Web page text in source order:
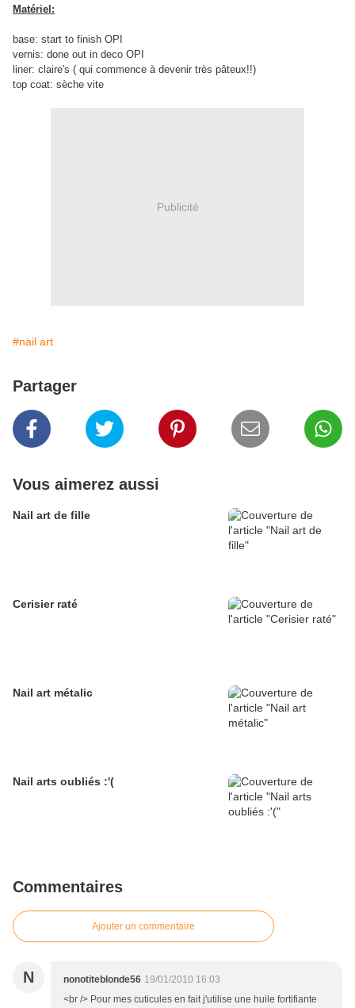
Matériel:
base: start to finish OPI
vernis: done out in deco OPI
liner: claire's ( qui commence à devenir très pâteux!!)
top coat: sèche vite
Publicité
#nail art
Partager
Vous aimerez aussi
Nail art de fille
Cerisier raté
Nail art métalic
Nail arts oubliés :'(
Commentaires
Ajouter un commentaire
N nonotiteblonde56 19/01/2010 16:03
<br /> Pour mes cuticules en fait j'utilise une huile fortifiante